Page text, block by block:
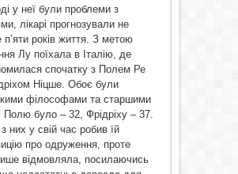
у неї були проблеми з
лікарі прогнозували не
п’яти років життя. З метою
Лу поїхала в Італію, де
спочатку з Полем Ре
Ніцше. Обоє були
філософами та старшими
Полю було – 32, Фрідріху – 37.
них у свій час робив їй
про одруження, проте
відмовляла, посилаючись